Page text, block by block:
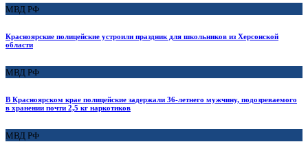
МВД РФ
Красноярские полицейские устроили праздник для школьников из Херсонской
области
МВД РФ
В Красноярском крае полицейские задержали 36-летнего мужчину, подозреваемого
в хранении почти 2,5 кг наркотиков
МВД РФ